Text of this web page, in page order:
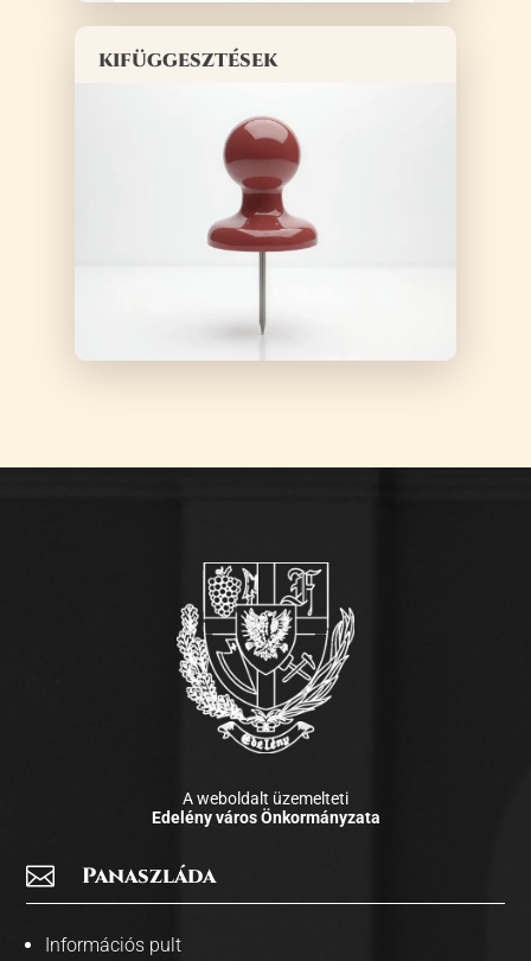
kifüggesztések
A weboldalt üzemelteti
Edelény város Önkormányzata
 Panaszláda
Információs pult